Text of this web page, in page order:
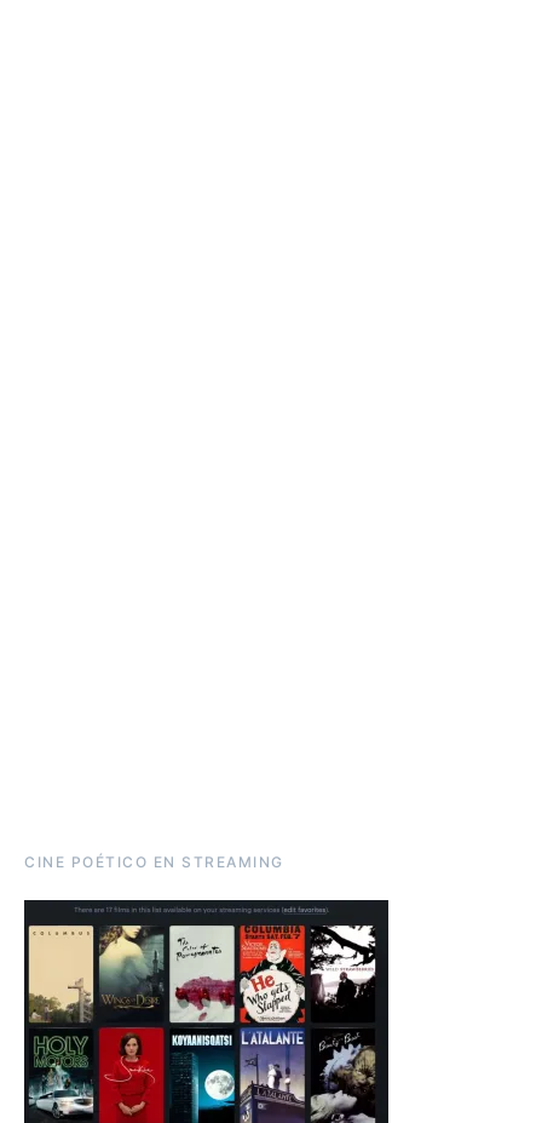
CINE POÉTICO EN STREAMING